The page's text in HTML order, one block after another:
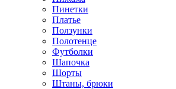
Пинетки
Платье
Ползунки
Полотенце
Футболки
Шапочка
Шорты
Штаны, брюки